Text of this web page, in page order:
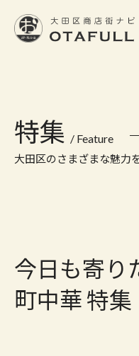
特集 / Feature
大田区のさまざまな魅力
今日も寄り
町中華 特集